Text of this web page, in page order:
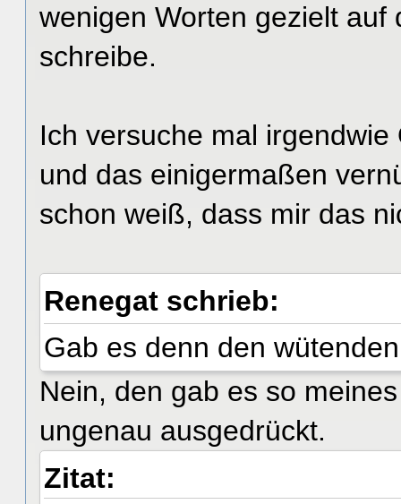
wenigen Worten gezielt
schreibe.
Ich versuche mal
und das einigermaßen
schon weiß, dass mir das
Renegat schrieb:
Gab es denn den
Nein, den gab es so
ungenau ausgedrückt.
Zitat: